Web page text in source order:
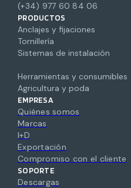
(+34) 977 60 84 06
PRODUCTOS
Anclajes y fijaciones
Tornillería
Sistemas de instalación
Herramientas y consumibles
Agricultura y poda
EMPRESA
Quiénes somos
Marcas
I+D
Exportación
Compromiso con el cliente
SOPORTE
Descargas